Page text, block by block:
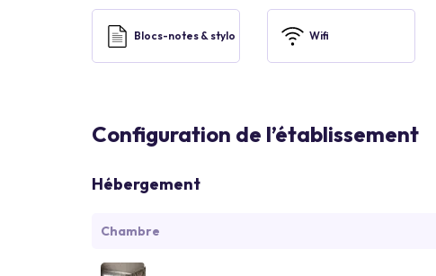
Blocs-notes & stylo Wifi
Configuration de l’établissement
Hébergement
Chambre